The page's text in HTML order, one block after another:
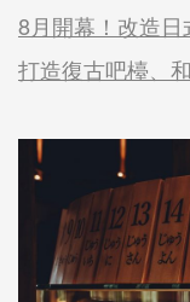
8月開幕！改造日
打造復古吧檯、